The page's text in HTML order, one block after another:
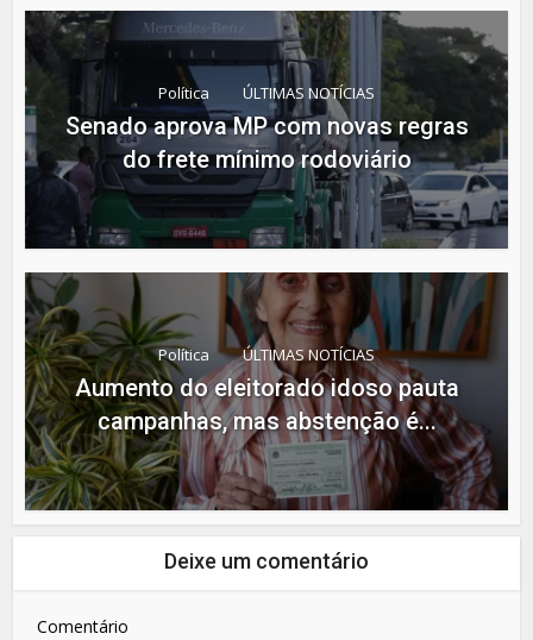
Política ÚLTIMAS NOTÍCIAS
Senado aprova MP com novas regras
do frete mínimo rodoviário
Política ÚLTIMAS NOTÍCIAS
Aumento do eleitorado idoso pauta
campanhas, mas abstenção é...
Deixe um comentário
Comentário